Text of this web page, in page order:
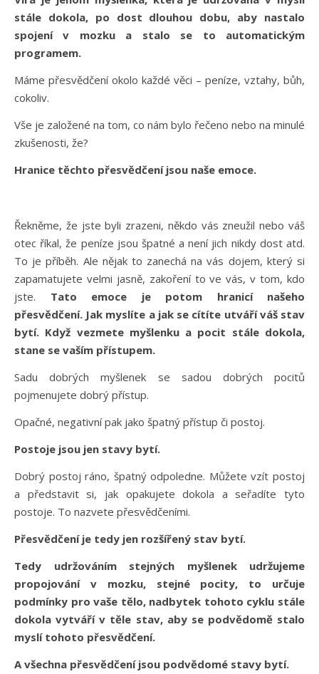
stále dokola, po dost dlouhou dobu, aby nastalo
spojení v mozku a stalo se to automatickým
programem.
Máme přesvědčení okolo každé věci – peníze, vztahy, bůh,
cokoliv.
Vše je založené na tom, co nám bylo řečeno nebo na minulé
zkušenosti, že?
Hranice těchto přesvědčení jsou naše emoce.
Řekněme, že jste byli zrazeni, někdo vás zneužil nebo váš
otec říkal, že peníze jsou špatné a není jich nikdy dost atd.
To je příběh. Ale nějak to zanechá na vás dojem, který si
zapamatujete velmi jasně, zakoření to ve vás, v tom, kdo
jste. Tato emoce je potom hranicí našeho
přesvědčení. Jak myslíte a jak se cítíte utváří váš stav
bytí. Když vezmete myšlenku a pocit stále dokola,
stane se vaším přístupem.
Sadu dobrých myšlenek se sadou dobrých pocitů
pojmenujete dobrý přístup.
Opačné, negativní pak jako špatný přístup či postoj.
Postoje jsou jen stavy bytí.
Dobrý postoj ráno, špatný odpoledne. Můžete vzít postoj
a představit si, jak opakujete dokola a seřadíte tyto
postoje. To nazvete přesvědčeními.
Přesvědčení je tedy jen rozšířený stav bytí.
Tedy udržováním stejných myšlenek udržujeme
propojování v mozku, stejné pocity, to určuje
podmínky pro vaše tělo, nadbytek tohoto cyklu stále
dokola vytváří v těle stav, aby se podvědomě stalo
myslí tohoto přesvědčení.
A všechna přesvědčení jsou podvědomé stavy bytí.